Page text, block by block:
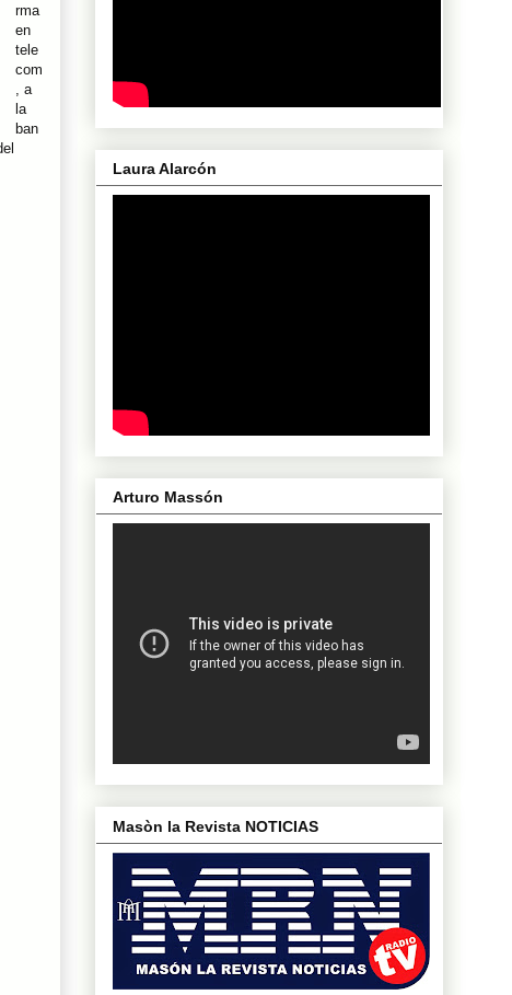
rma
en
tele
com
, a
la
ban
Laura Alarcón
Arturo Massón
Masòn la Revista NOTICIAS